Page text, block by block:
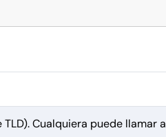
Cualquiera puede llamar a